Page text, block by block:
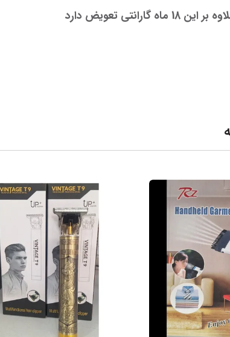
بر این 18 ماه گارانتی تعویض دارد